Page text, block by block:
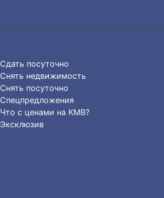
Сдать посуточно
Снять недвижимость
Снять посуточно
Спецпредложения
Что с ценами на КМВ?
Эксклюзив